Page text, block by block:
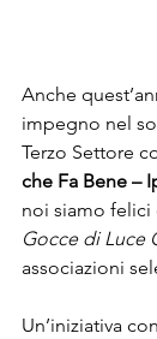
Anche
impegno nel
Terzo Settore
che Fa Bene –
noi siamo felici
Gocce di Luce
associazioni
Un’iniziativa